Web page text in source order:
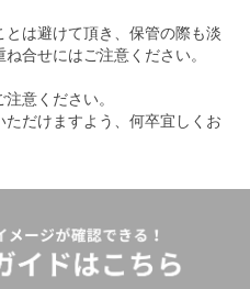
とは避けて頂き、保管の際も淡
合せにはご注意ください。
意ください。
だけますよう、何卒宜しくお